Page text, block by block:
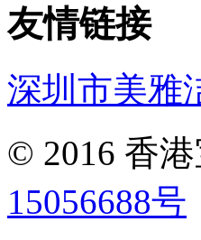
友情链接
深圳市美雅
© 2016 香
15056688号